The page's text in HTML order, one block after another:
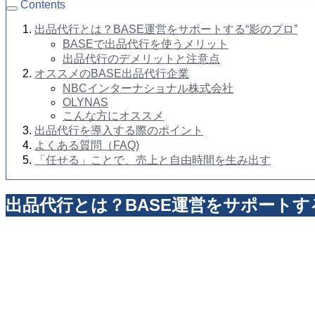
Contents
出品代行とは？BASE運営をサポートする“影のプロ”
BASEで出品代行を使うメリット
出品代行のデメリットと注意点
オススメのBASE出品代行企業
NBCインターナショナル株式会社
OLYNAS
こんな方にオススメ
出品代行を導入する際のポイント
よくある質問（FAQ)
「任せる」ことで、売上と自由時間を生み出す
出品代行とは？BASE運営をサポートす